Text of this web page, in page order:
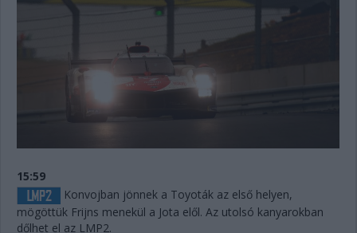
15:59
Konvojban jönnek a Toyoták az első helyen,
mögöttük Frijns menekül a Jota elől. Az utolsó kanyarokban
dőlhet el az LMP2.